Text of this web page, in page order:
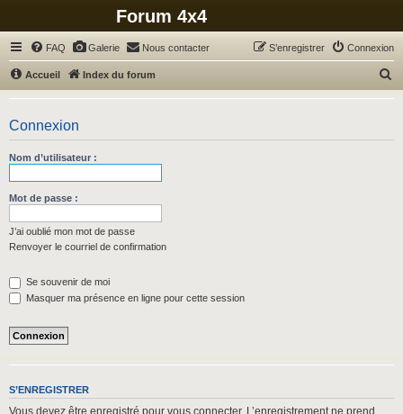
Forum 4x4
FAQ Galerie Nous contacter Connexion
S’enregistrer
Accueil Index du forum
h
Connexion
Nom d’utilisateur :
Mot de passe :
J’ai oublié mon mot de passe
Renvoyer le courriel de confirmation
Se souvenir de moi
Masquer ma présence en ligne pour cette session
S’ENREGISTRER
Vous devez être enregistré pour vous connecter. L’enregistrement ne prend